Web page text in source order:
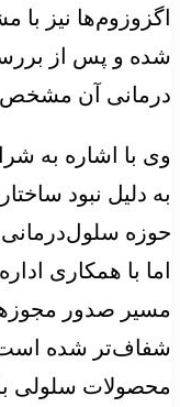
اگزوزوم‌ها نیز
شده و پس از
درمانی آن
وی با اشاره به
به دلیل نبود
حوزه
اما با همکاری
مسیر صدور
شفاف‌تر شده است.
محصولات سلولی